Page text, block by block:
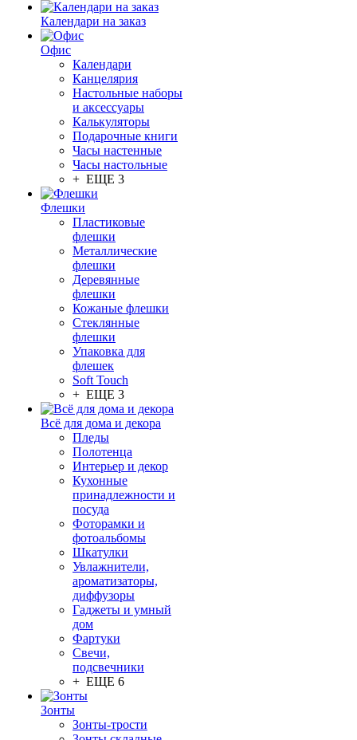
Календари на заказ
Офис
Календари
Канцелярия
Настольные наборы
и аксессуары
Калькуляторы
Подарочные книги
Часы настенные
Часы настольные
+ ЕЩЕ 3
Флешки
Пластиковые
флешки
Металлические
флешки
Деревянные
флешки
Кожаные флешки
Стеклянные
флешки
Упаковка для
флешек
Soft Touch
+ ЕЩЕ 3
Всё для дома и декора
Пледы
Полотенца
Интерьер и декор
Кухонные
принадлежности и
посуда
Фоторамки и
фотоальбомы
Шкатулки
Увлажнители,
ароматизаторы,
диффузоры
Гаджеты и умный
дом
Фартуки
Свечи,
подсвечники
+ ЕЩЕ 6
Зонты
Зонты-трости